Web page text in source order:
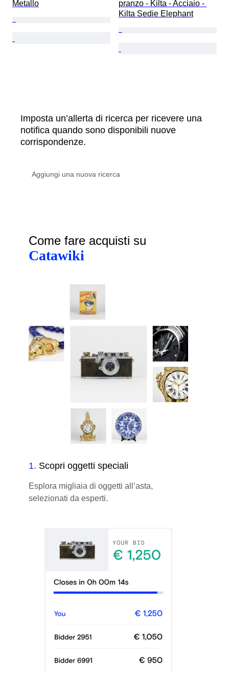
Metallo
pranzo - Kilta - Acciaio -
Kilta Sedie Elephant
Imposta un’allerta di ricerca per ricevere una
notifica quando sono disponibili nuove
corrispondenze.
Come fare acquisti su
Catawiki
1. Scopri oggetti speciali
Esplora migliaia di oggetti all’asta,
selezionati da esperti.